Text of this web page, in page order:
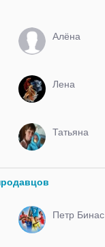
Алёна
Лена
Татьяна
Петр Бинас